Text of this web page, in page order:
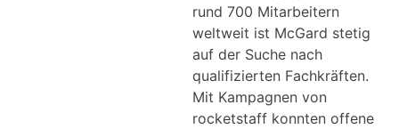
rund 700 Mitarbeitern
weltweit ist McGard stetig
auf der Suche nach
qualifizierten Fachkräften.
Mit Kampagnen von
rocketstaff konnten offene